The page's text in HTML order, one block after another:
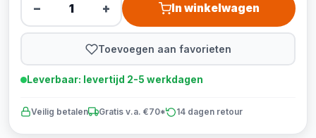
− + In winkelwagen
Toevoegen aan favorieten
Leverbaar: levertijd 2-5 werkdagen
Veilig betalen Gratis v.a. €70* 14 dagen retour